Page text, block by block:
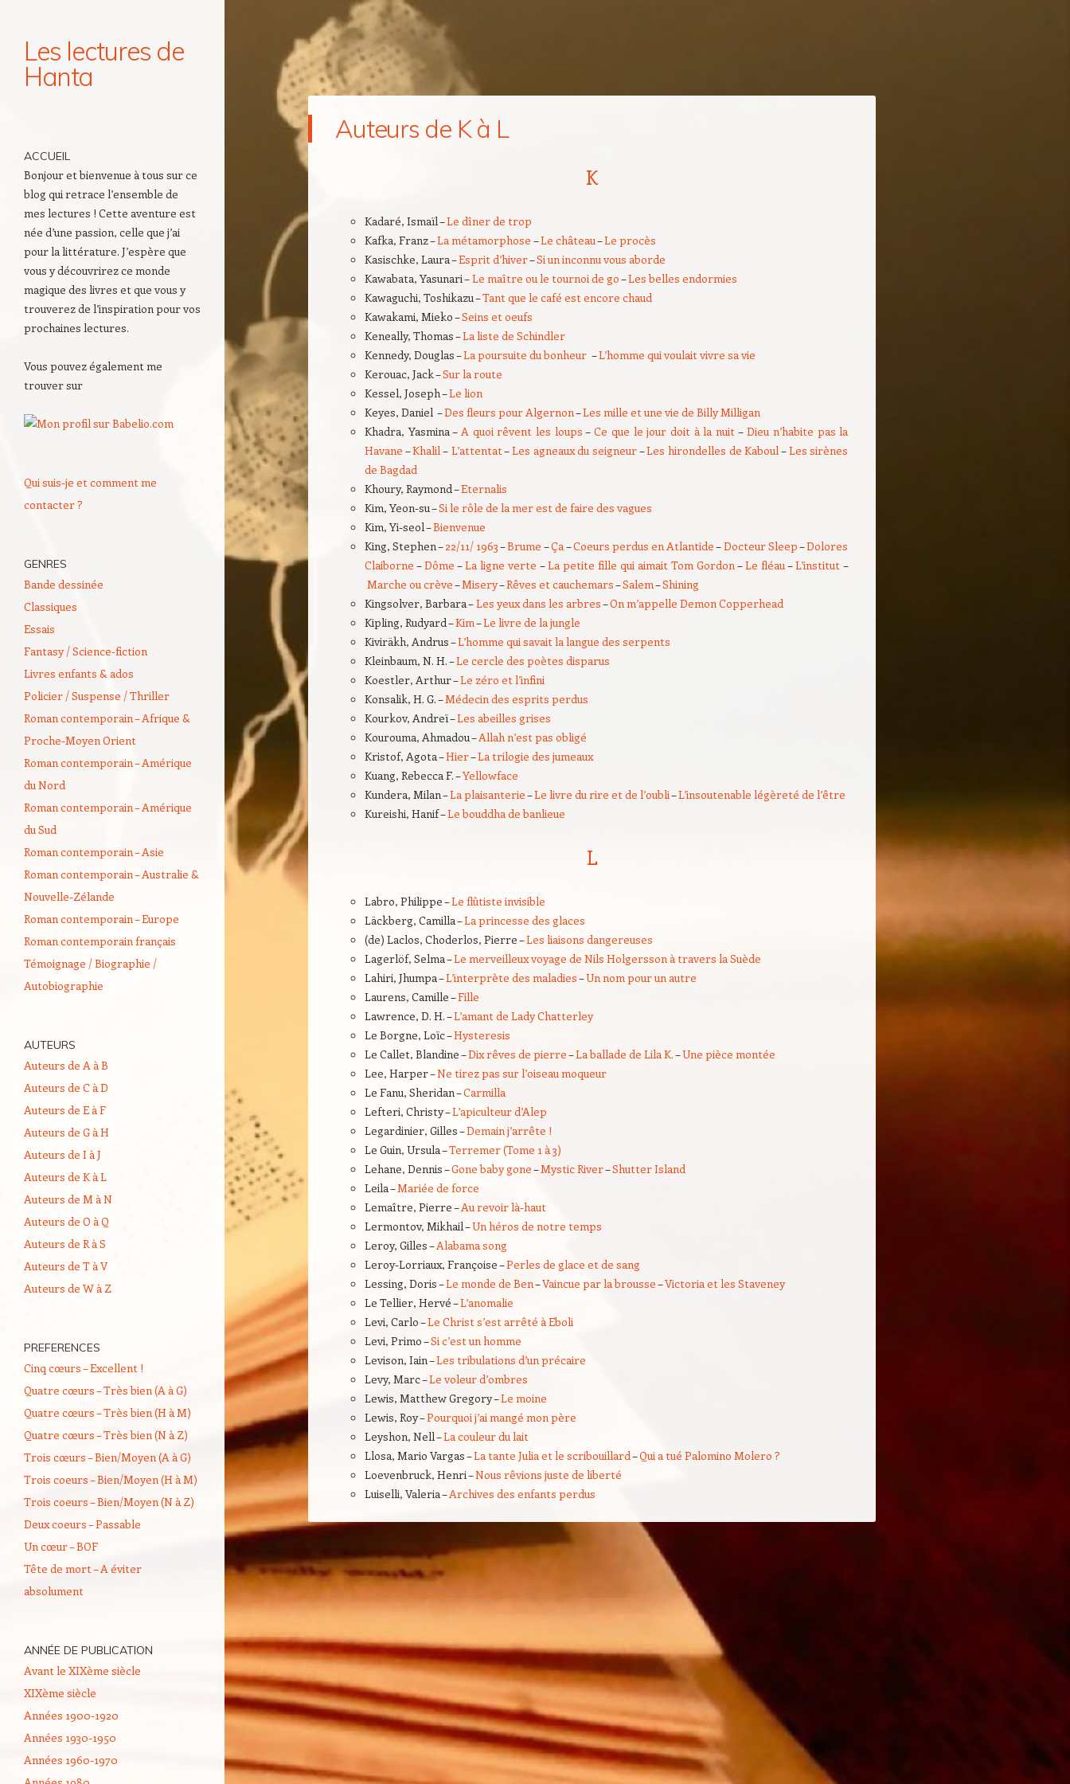
Les lectures de
Hanta
Auteurs de K à L
K
Kadaré, Ismaïl –Le dîner de trop
Kafka, Franz –La métamorphose –Le château–Le procès
Kasischke, Laura –Esprit d’hiver–Si un inconnu vous aborde
Kawabata, Yasunari –Le maître ou le tournoi de go–Les belles endormies
Kawaguchi, Toshikazu –Tant que le café est encore chaud
Kawakami, Mieko –Seins et oeufs
Keneally, Thomas –La liste de Schindler
Kennedy, Douglas –La poursuite du bonheur –L’homme qui voulait vivre sa vie
Kerouac, Jack –Sur la route
Kessel, Joseph –Le lion
Keyes, Daniel –Des fleurs pour Algernon–Les mille et une vie de Billy Milligan
Khadra, Yasmina –A quoi rêvent les loups –Ce que le jour doit à la nuit –Dieu n’habite pas la
Havane –Khalil– L’attentat–Les agneaux du seigneur–Les hirondelles de Kaboul–Les sirènes
de Bagdad
Khoury, Raymond –Eternalis
Kim, Yeon-su –Si le rôle de la mer est de faire des vagues
Kim, Yi-seol –Bienvenue
King, Stephen –22/11/ 1963–Brume –Ça–Coeurs perdus en Atlantide–Docteur Sleep–Dolores
Claiborne –Dôme –La ligne verte –La petite fille qui aimait Tom Gordon–Le fléau–L’institut –
Marche ou crève–Misery–Rêves et cauchemars–Salem–Shining
Kingsolver, Barbara –Les yeux dans les arbres–On m’appelle Demon Copperhead
Kipling, Rudyard –Kim–Le livre de la jungle
Kiviräkh, Andrus –L’homme qui savait la langue des serpents
Kleinbaum, N. H. –Le cercle des poètes disparus
Koestler, Arthur –Le zéro et l’infini
Konsalik, H. G. –Médecin des esprits perdus
Kourkov, Andreï –Les abeilles grises
Kourouma, Ahmadou –Allah n’est pas obligé
Kristof, Agota –Hier–La trilogie des jumeaux
Kuang, Rebecca F. –Yellowface
Kundera, Milan –La plaisanterie–Le livre du rire et de l’oubli–L’insoutenable légèreté de l’être
Kureishi, Hanif –Le bouddha de banlieue
L
Labro, Philippe –Le flûtiste invisible
Läckberg, Camilla –La princesse des glaces
(de) Laclos, Choderlos, Pierre –Les liaisons dangereuses
Lagerlöf, Selma –Le merveilleux voyage de Nils Holgersson à travers la Suède
Lahiri, Jhumpa –L’interprète des maladies–Un nom pour un autre
Laurens, Camille –Fille
Lawrence, D. H. –L’amant de Lady Chatterley
Le Borgne, Loïc –Hysteresis
Le Callet, Blandine –Dix rêves de pierre–La ballade de Lila K.–Une pièce montée
Lee, Harper –Ne tirez pas sur l’oiseau moqueur
Le Fanu, Sheridan –Carmilla
Lefteri, Christy –L’apiculteur d’Alep
Legardinier, Gilles –Demain j’arrête !
Le Guin, Ursula –Terremer (Tome 1 à 3)
Lehane, Dennis –Gone baby gone–Mystic River–Shutter Island
Leila –Mariée de force
Lemaître, Pierre –Au revoir là-haut
Lermontov, Mikhail –Un héros de notre temps
Leroy, Gilles –Alabama song
Leroy-Lorriaux, Françoise –Perles de glace et de sang
Lessing, Doris –Le monde de Ben–Vaincue par la brousse–Victoria et les Staveney
Le Tellier, Hervé –L’anomalie
Levi, Carlo –Le Christ s’est arrêté à Eboli
Levi, Primo –Si c’est un homme
Levison, Iain –Les tribulations d’un précaire
Levy, Marc –Le voleur d’ombres
Lewis, Matthew Gregory –Le moine
Lewis, Roy –Pourquoi j’ai mangé mon père
Leyshon, Nell –La couleur du lait
Llosa, Mario Vargas –La tante Julia et le scribouillard–Qui a tué Palomino Molero ?
Loevenbruck, Henri –Nous rêvions juste de liberté
Luiselli, Valeria –Archives des enfants perdus
ACCUEIL
Bonjour et bienvenue à tous sur ce
blog qui retrace l’ensemble de
mes lectures ! Cette aventure est
née d’une passion, celle que j’ai
pour la littérature. J’espère que
vous y découvrirez ce monde
magique des livres et que vous y
trouverez de l’inspiration pour vos
prochaines lectures.
Vous pouvez également me
trouver sur
Qui suis-je et comment me
contacter ?
GENRES
Bande dessinée
Classiques
Essais
Fantasy / Science-fiction
Livres enfants & ados
Policier / Suspense / Thriller
Roman contemporain – Afrique &
Proche-Moyen Orient
Roman contemporain – Amérique
du Nord
Roman contemporain – Amérique
du Sud
Roman contemporain – Asie
Roman contemporain – Australie &
Nouvelle-Zélande
Roman contemporain – Europe
Roman contemporain français
Témoignage / Biographie /
Autobiographie
AUTEURS
Auteurs de A à B
Auteurs de C à D
Auteurs de E à F
Auteurs de G à H
Auteurs de I à J
Auteurs de K à L
Auteurs de M à N
Auteurs de O à Q
Auteurs de R à S
Auteurs de T à V
Auteurs de W à Z
PREFERENCES
Cinq cœurs – Excellent !
Quatre cœurs – Très bien (A à G)
Quatre cœurs – Très bien (H à M)
Quatre cœurs – Très bien (N à Z)
Trois cœurs – Bien/Moyen (A à G)
Trois coeurs – Bien/Moyen (H à M)
Trois coeurs – Bien/Moyen (N à Z)
Deux coeurs – Passable
Un cœur – BOF
Tête de mort – A éviter
absolument
ANNÉE DE PUBLICATION
Avant le XIXème siècle
XIXème siècle
Années 1900-1920
Années 1930-1950
Années 1960-1970